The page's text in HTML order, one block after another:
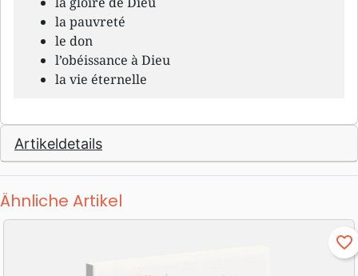
la pauvreté
le don
l’obéissance à Dieu
la vie éternelle
Artikeldetails
Ähnliche Artikel
favorite_border